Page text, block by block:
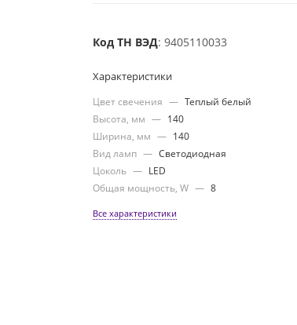
Код ТН ВЭД: 9405110033
Характеристики
Цвет свечения — Теплый белый
Высота, мм — 140
Ширина, мм — 140
Вид ламп — Светодиодная
Цоколь — LED
Общая мощность, W — 8
Все характеристики